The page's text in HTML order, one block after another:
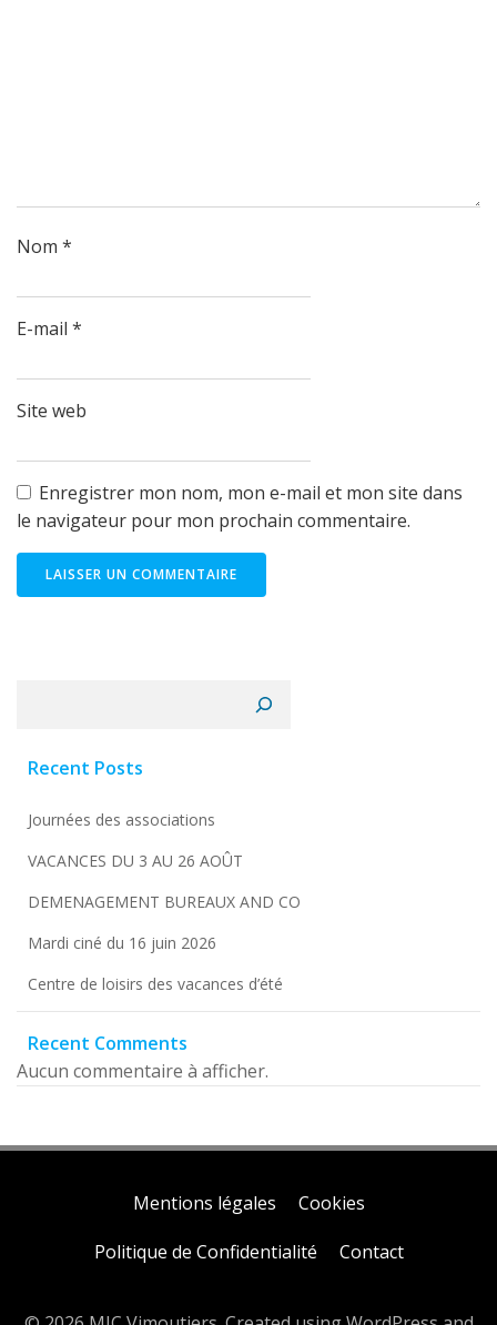
Nom *
E-mail *
Site web
Enregistrer mon nom, mon e-mail et mon site dans
le navigateur pour mon prochain commentaire.
Recent Posts
Journées des associations
VACANCES DU 3 AU 26 AOÛT
DEMENAGEMENT BUREAUX AND CO
Mardi ciné du 16 juin 2026
Centre de loisirs des vacances d’été
Recent Comments
Aucun commentaire à afficher.
Mentions légales
Cookies
Politique de Confidentialité
Contact